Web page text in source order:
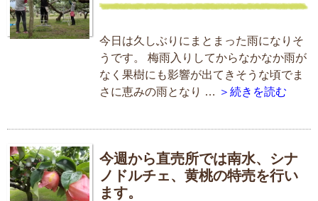
今日は久しぶりにまとまった雨になりそ
うです。 梅雨入りしてからなかなか雨が
なく果樹にも影響が出てきそうな頃でま
さに恵みの雨となり … ＞続きを読む
今週から直売所では南水、シナ
ノドルチェ、黄桃の特売を行い
ます。